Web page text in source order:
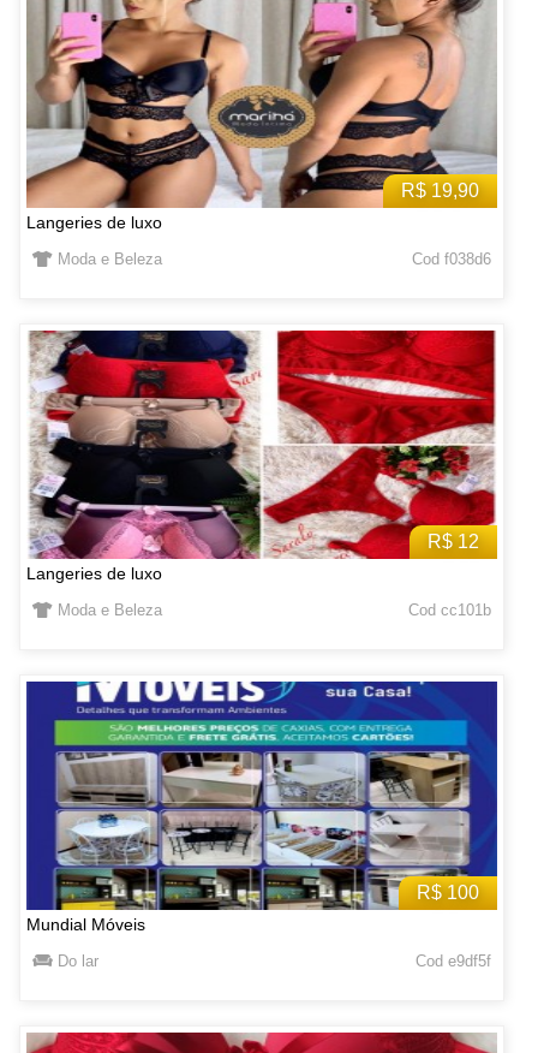
R$ 19,90
Langeries de luxo
Moda e Beleza Cod f038d6
R$ 12
Langeries de luxo
Moda e Beleza Cod cc101b
R$ 100
Mundial Móveis
Do lar Cod e9df5f